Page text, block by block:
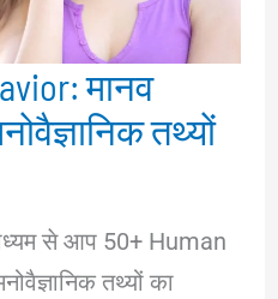
मानव
तथ्यों
से आप 50+ Human
तथ्यों का